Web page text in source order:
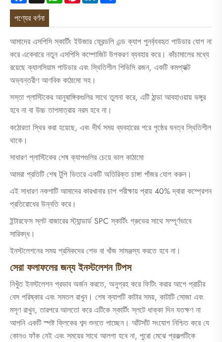
পণ্যের বর্ণনা
আমাদের এসপিসি স্কার্টিং ইউজার ফ্রেন্ডলি এন্ড ক্যাপ পুনর্ব্যবহৃত পাউডার যোগ না
করে একেবারে নতুন এসপিসি কম্পোজিট উপকরণ ব্যবহার করে। কাঁচামালের মধ্যে
রয়েছে ক্যালসিয়াম পাউডার এবং স্থিতিশীল পিভিসি রজন, একটি কমপ্যাক্ট
অভ্যন্তরীণ আণবিক কাঠামো সহ।
সস্তা প্লাস্টিকের আনুষাঙ্গিকগুলির সাথে তুলনা করে, এটি ঠান্ডা আবহাওয়ায় ভঙ্গুর
হবে না বা উচ্চ তাপমাত্রায় নরম হবে না।
কঠোরতা স্থির করা হয়েছে, এবং দীর্ঘ সময় ব্যবহারের পরে পৃষ্ঠের ঘনত্ব স্থিতিশীল
থাকে।
সাধারণ প্লাস্টিকের শেষ ক্যাপগুলির চেয়ে ভাল কাঠামো
আমরা প্রতিটি শেষ টুপি ভিতরে একটি অতিরিক্ত চাঙ্গা পাঁজর যোগ করুন।
এই সাধারণ নকশাটি আমাদের কারখানার চাপ পরীক্ষায় প্রায় 40% দ্বারা কম্প্রেশন
প্রতিরোধের উন্নতি করে।
ইন্টারফেস স্লট বাজারের স্ট্যান্ডার্ড SPC স্কার্টিং গ্রুভের সাথে সম্পূর্ণভাবে
সারিবদ্ধ।
ইনস্টলেশনের সময় শ্রমিকদের শেভ বা খাঁজ সামঞ্জস্য করতে হবে না।
সেরা ফলাফলের জন্য ইনস্টলেশন টিপস
নিখুঁত ইনস্টলেশন প্রভাব অর্জন করতে, অনুগ্রহ করে ফিটিং করার আগে প্রাচীর
বেস পরিষ্কার এবং সমতল রাখুন। শেষ ক্যাপটি কাটার সময়, কাটাটি সোজা এবং
মসৃণ রাখুন, তারপরে আলতো করে এটিকে স্কার্টিং স্লটে ধাক্কা দিন যতক্ষণ না
আপনি একটি স্পষ্ট ক্লিকের শব্দ শুনতে পাচ্ছেন। আঁটসাঁট সংযোগ নিশ্চিত করে যে
কোনও ফাঁক নেই এবং সময়ের সাথে আলগা হবে না, পুরো মেঝে প্রকল্পটিকে